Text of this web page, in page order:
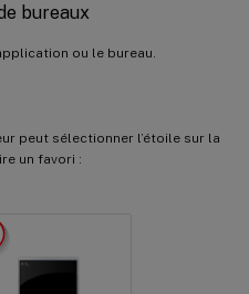
bureaux
ou le bureau.
peut sélectionner l’étoile sur la
un favori :